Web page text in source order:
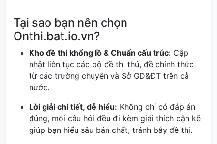
Tại sao bạn nên chọn
Onthi.bat.io.vn?
Kho đề thi khổng lồ & Chuẩn cấu trúc: Cập
nhật liên tục các bộ đề thi thử, đề chính thức
từ các trường chuyên và Sở GD&ĐT trên cả
nước.
Lời giải chi tiết, dễ hiểu: Không chỉ có đáp án
đúng, mỗi câu hỏi đều đi kèm giải thích cặn kẽ
giúp bạn hiểu sâu bản chất, tránh bẫy đề thi.